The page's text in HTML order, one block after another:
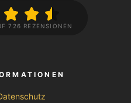
726 REZENSIONEN